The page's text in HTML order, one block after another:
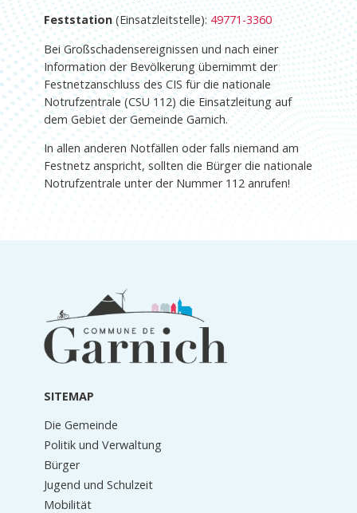
Feststation(Einsatzleitstelle): 49771-3360
Bei Großschadensereignissen und nach einer
Information der Bevölkerung übernimmt der
Festnetzanschluss des CIS für die nationale
Notrufzentrale (CSU 112) die Einsatzleitung auf
dem Gebiet der Gemeinde Garnich.
In allen anderen Notfällen oder falls niemand am
Festnetz anspricht, sollten die Bürger die nationale
Notrufzentrale unter der Nummer 112 anrufen!
Informationen
Fußzeile
SITEMAP
Die Gemeinde
Politik und Verwaltung
Bürger
Jugend und Schulzeit
Mobilität